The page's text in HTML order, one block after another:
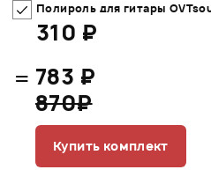
Полироль для гитары
310 ₽
= 783 ₽
870₽
Купить комплект